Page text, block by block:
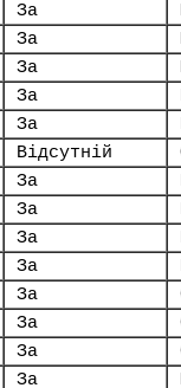
За
За
За
За
За
Відсутній
За
За
За
За
За
За
За
За